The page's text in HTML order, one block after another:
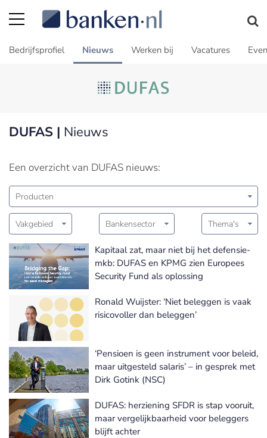
Bedrijfsprofiel Nieuws Werken bij Vacatures
DUFAS | Nieuws
Een overzicht van DUFAS nieuws:
Producten
Vakgebied Bankensector Thema's
Kapitaal zat, maar niet bij het defensie-
mkb: DUFAS en KPMG zien Europees
Security Fund als oplossing
Ronald Wuijster: ‘Niet beleggen is vaak
risicovoller dan beleggen’
‘Pensioen is geen instrument voor beleid,
maar uitgesteld salaris’ – in gesprek met
Dirk Gotink (NSC)
DUFAS: herziening SFDR is stap vooruit,
maar vergelijkbaarheid voor beleggers
blijft achter